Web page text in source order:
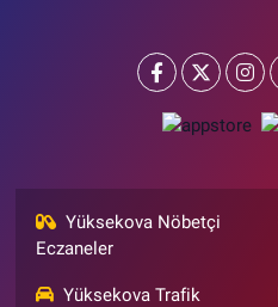
Yüksekova Nöbetçi
Eczaneler
Yüksekova Trafik